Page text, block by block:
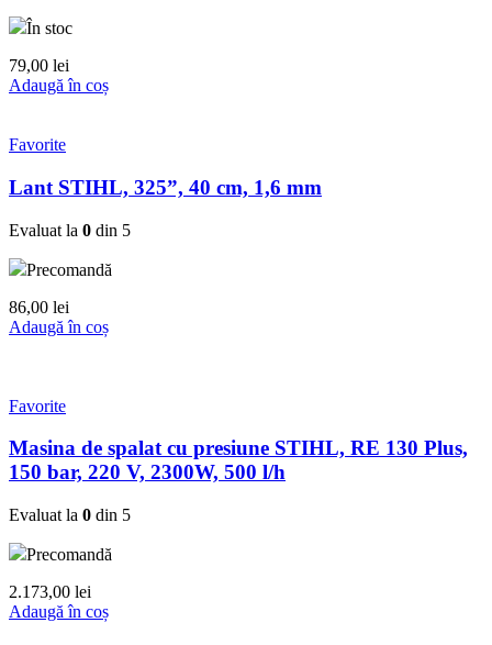
În stoc
79,00 lei
Adaugă în coș
Favorite
Lant STIHL, 325”, 40 cm, 1,6 mm
Evaluat la 0 din 5
Precomandă
86,00 lei
Adaugă în coș
Favorite
Masina de spalat cu presiune STIHL, RE 130 Plus,
150 bar, 220 V, 2300W, 500 l/h
Evaluat la 0 din 5
Precomandă
2.173,00 lei
Adaugă în coș